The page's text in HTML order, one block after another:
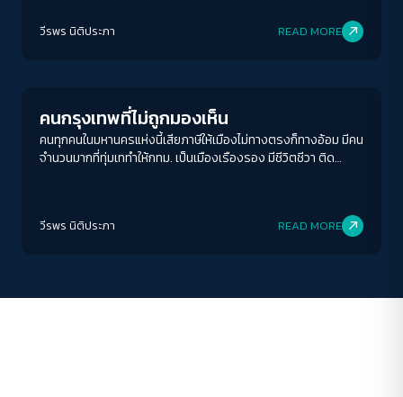
วีรพร นิติประภา READ MORE
คนกรุงเทพที่ไม่ถูกมองเห็น
คนทุกคนในมหานครแห่งนี้เสียภาษีให้เมืองไม่ทางตรงก็ทางอ้อม มีคน
จำนวนมากที่ทุ่มเททำให้กทม. เป็นเมืองเรืองรอง มีชีวิตชีวา ติด
วีรพร นิติประภา READ MORE
ระยะห่างข้อความ
ปกติ มาก มากที่สุด
Deutan Tritan